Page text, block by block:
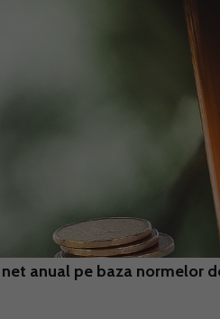
anual pe baza normelor